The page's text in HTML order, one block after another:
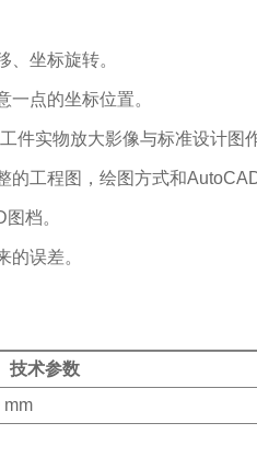
坐标旋转。
一点的坐标位置。
件实物放大影像与标准设计图
工程图，绘图方式和AutoCAD
档。
的误差。
技术参数
mm